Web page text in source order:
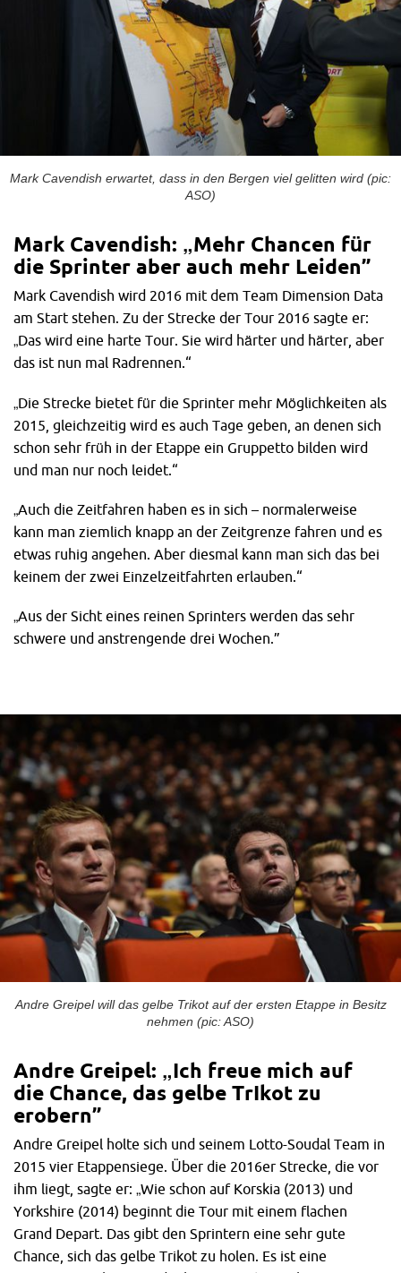
Mark Cavendish erwartet, dass in den Bergen viel gelitten wird (pic:
ASO)
Mark Cavendish: „Mehr Chancen für
die Sprinter aber auch mehr Leiden”
Mark Cavendish wird 2016 mit dem Team Dimension Data
am Start stehen. Zu der Strecke der Tour 2016 sagte er:
„Das wird eine harte Tour. Sie wird härter und härter, aber
das ist nun mal Radrennen.“
„Die Strecke bietet für die Sprinter mehr Möglichkeiten als
2015, gleichzeitig wird es auch Tage geben, an denen sich
schon sehr früh in der Etappe ein Gruppetto bilden wird
und man nur noch leidet.“
„Auch die Zeitfahren haben es in sich – normalerweise
kann man ziemlich knapp an der Zeitgrenze fahren und es
etwas ruhig angehen. Aber diesmal kann man sich das bei
keinem der zwei Einzelzeitfahrten erlauben.“
„Aus der Sicht eines reinen Sprinters werden das sehr
schwere und anstrengende drei Wochen.”
Andre Greipel will das gelbe Trikot auf der ersten Etappe in Besitz
nehmen (pic: ASO)
Andre Greipel: „Ich freue mich auf
die Chance, das gelbe TrIkot zu
erobern”
Andre Greipel holte sich und seinem Lotto-Soudal Team in
2015 vier Etappensiege. Über die 2016er Strecke, die vor
ihm liegt, sagte er: „Wie schon auf Korskia (2013) und
Yorkshire (2014) beginnt die Tour mit einem flachen
Grand Depart. Das gibt den Sprintern eine sehr gute
Chance, sich das gelbe Trikot zu holen. Es ist eine